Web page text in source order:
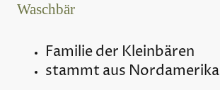
Waschbär
Familie der Kleinbären
stammt aus Nordamerika